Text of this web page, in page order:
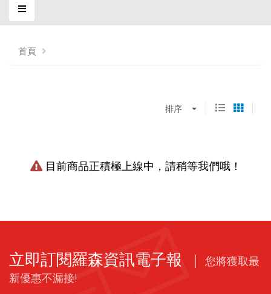
首頁
排序
目前商品正積極上線中，請稍等我們哦！
立即訂閱羅森資訊電子報
您將獲取最
新優惠不漏接!